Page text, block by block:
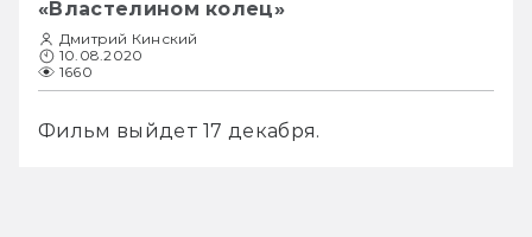
«Властелином колец»
Дмитрий Кинский
10.08.2020
1660
Фильм выйдет 17 декабря.